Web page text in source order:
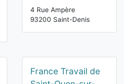
4 Rue Ampère
93200 Saint-Denis
France Travail de